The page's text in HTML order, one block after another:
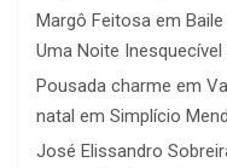
Margô Feitosa em
Uma Noite
Pousada charme em
natal em Simplício
José Elissandro